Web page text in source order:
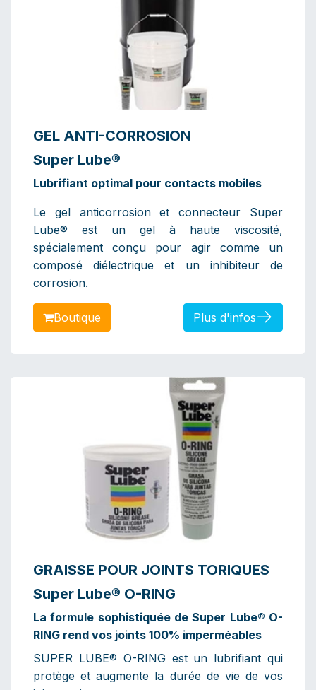
GEL ANTI-CORROSION
Super Lube®
Lubrifiant optimal pour contacts mobiles
Le gel anticorrosion et connecteur Super
Lube® est un gel à haute viscosité,
spécialement conçu pour agir comme un
composé diélectrique et un inhibiteur de
corrosion.
Bo​​​​​​utique Plus d'infos
GRAISSE POUR JOINTS TORIQUES
Super Lube® O-RING
La formule sophistiquée de Super Lube® O-
RING rend vos joints 100% imperméables
SUPER LUBE® O-RING est un lubrifiant qui
protège et augmente la durée de vie de vos